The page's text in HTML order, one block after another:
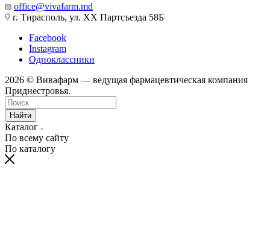
office@vivafarm.md
г. Тирасполь, ул. ХХ Партсъезда 58Б
Facebook
Instagram
Одноклассники
2026 © Вивафарм — ведущая фармацевтическая компания
Приднестровья.
Найти
Каталог
По всему сайту
По каталогу